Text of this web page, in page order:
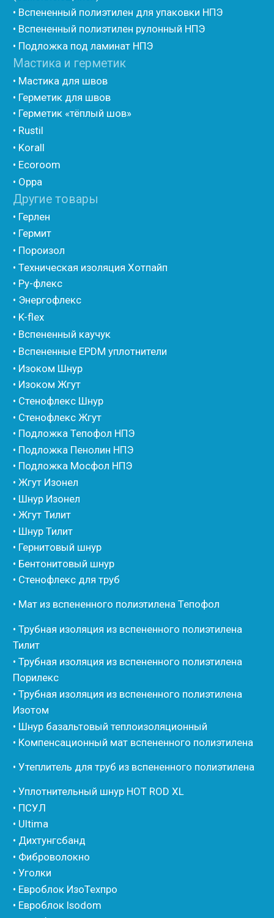
Тилит
• Трубная изоляция из вспененного полиэтилена
Порилекс
• Трубная изоляция из вспененного полиэтилена
Изотом
• Шнур базальтовый теплоизоляционный
• Компенсационный мат вспененного полиэтилена
• Утеплитель для труб из вспененного полиэтилена
• ПСУЛ
• Ultima
• Фиброволокно
• Уголки
• Евроблок ИзоТехпро
• Евроблок Isodom
• Евроблок Penoterm
• Евроблок Стенофон